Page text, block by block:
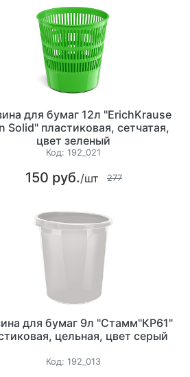
для бумаг 12л "ErichKrause
Solid" пластиковая, сетчатая,
цвет зеленый
Код:192_021
150 руб./шт 277
для бумаг 9л "Стамм"КР61"
цельная, цвет серый
Код:192_013